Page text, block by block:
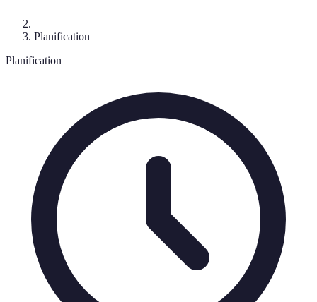
Planification
Planification